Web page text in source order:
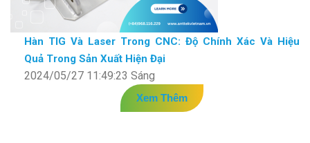
Hàn TIG Và Laser Trong CNC: Độ Chính Xác Và Hiệu
Quả Trong Sản Xuất Hiện Đại
2024/05/27 11:49:23 Sáng
Xem Thêm